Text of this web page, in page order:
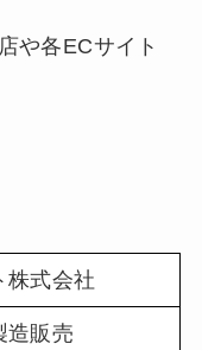
や各ECサイト
株式会社
造販売